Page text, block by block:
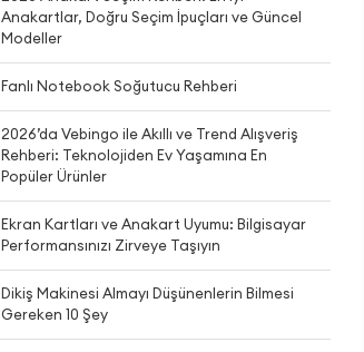
Anakartlar, Doğru Seçim İpuçları ve Güncel
Modeller
Fanlı Notebook Soğutucu Rehberi
2026’da Vebingo ile Akıllı ve Trend Alışveriş
Rehberi: Teknolojiden Ev Yaşamına En
Popüler Ürünler
Ekran Kartları ve Anakart Uyumu: Bilgisayar
Performansınızı Zirveye Taşıyın
Dikiş Makinesi Almayı Düşünenlerin Bilmesi
Gereken 10 Şey